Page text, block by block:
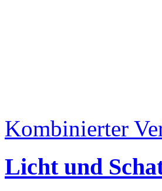
Kombinierter
Licht und